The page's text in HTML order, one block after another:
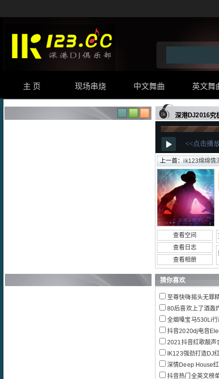
主 页 现场串烧 中文舞曲 英文舞
深港DJ2016究
上一首：ik123绵绵情深极致
查看空间
查看日志
查看相册
猜你喜欢
至尊快嗨摇头无罪
80后喜欢上了酒轰
全烟嗓宝马530Li行政豪华
抖音2020dj电音Electro
2021抖音红歌靓声
IK123强劲打造DJ
深情Deep House红
抖音热门全英文榜单